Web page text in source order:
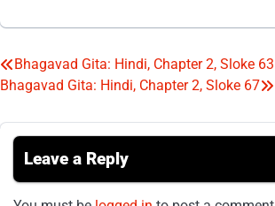
Post
navigation
Bhagavad Gita: Hindi, Chapter 2, Sloke 63
Bhagavad Gita: Hindi, Chapter 2, Sloke 67
Leave a Reply